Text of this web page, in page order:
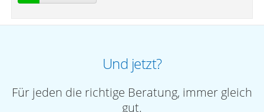
Und jetzt?
Für jeden die richtige Beratung, immer gleich
gut.